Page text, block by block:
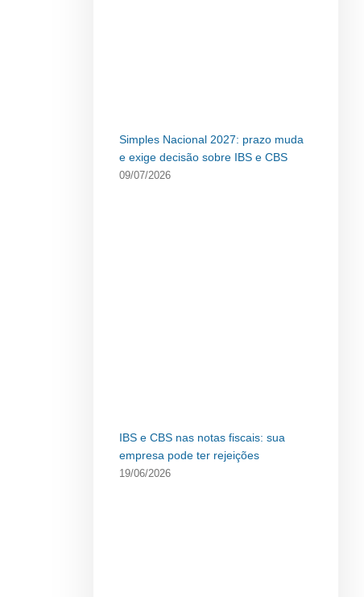
Simples Nacional 2027: prazo muda
e exige decisão sobre IBS e CBS
09/07/2026
IBS e CBS nas notas fiscais: sua
empresa pode ter rejeições
19/06/2026